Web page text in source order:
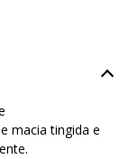
macia tingida e